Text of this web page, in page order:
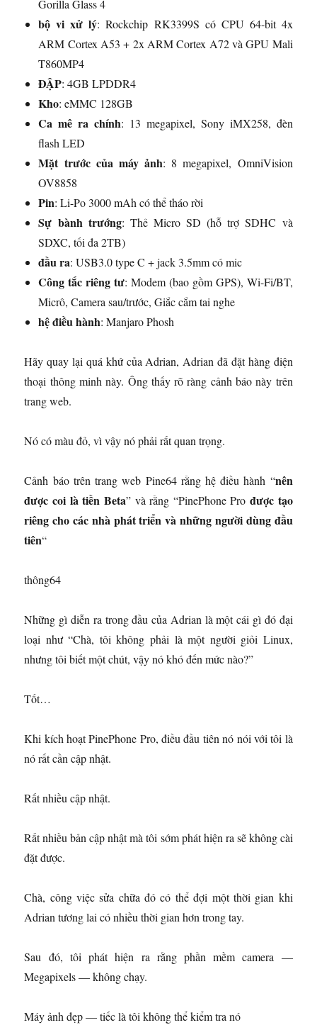
Gorilla Glass 4
bộ vi xử lý: Rockchip RK3399S có CPU 64-bit 4x
ARM Cortex A53 + 2x ARM Cortex A72 và GPU Mali
T860MP4
ĐẬP: 4GB LPDDR4
Kho: eMMC 128GB
Ca mê ra chính: 13 megapixel, Sony iMX258, đèn
flash LED
Mặt trước của máy ảnh: 8 megapixel, OmniVision
OV8858
Pin: Li-Po 3000 mAh có thể tháo rời
Sự bành trướng: Thẻ Micro SD (hỗ trợ SDHC và
SDXC, tối đa 2TB)
đầu ra: USB3.0 type C + jack 3.5mm có mic
Công tắc riêng tư: Modem (bao gồm GPS), Wi-Fi/BT,
Micrô, Camera sau/trước, Giắc cắm tai nghe
hệ điều hành: Manjaro Phosh
Hãy quay lại quá khứ của Adrian, Adrian đã đặt hàng điện
thoại thông minh này. Ông thấy rõ ràng cảnh báo này trên
trang web.
Nó có màu đỏ, vì vậy nó phải rất quan trọng.
Cảnh báo trên trang web Pine64 rằng hệ điều hành “nên
được coi là tiền Beta” và rằng “PinePhone Pro được tạo
riêng cho các nhà phát triển và những người dùng đầu
tiên“
thông64
Những gì diễn ra trong đầu của Adrian là một cái gì đó đại
loại như “Chà, tôi không phải là một người giỏi Linux,
nhưng tôi biết một chút, vậy nó khó đến mức nào?”
Tốt…
Khi kích hoạt PinePhone Pro, điều đầu tiên nó nói với tôi là
nó rất cần cập nhật.
Rất nhiều cập nhật.
Rất nhiều bản cập nhật mà tôi sớm phát hiện ra sẽ không cài
đặt được.
Chà, công việc sửa chữa đó có thể đợi một thời gian khi
Adrian tương lai có nhiều thời gian hơn trong tay.
Sau đó, tôi phát hiện ra rằng phần mềm camera —
Megapixels — không chạy.
Máy ảnh đẹp — tiếc là tôi không thể kiểm tra nó